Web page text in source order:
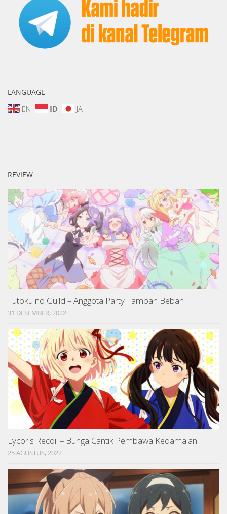
LANGUAGE
EN ID JA
REVIEW
Futoku no Guild – Anggota Party Tambah Beban
31 DESEMBER, 2022
Lycoris Recoil – Bunga Cantik Pembawa Kedamaian
25 AGUSTUS, 2022